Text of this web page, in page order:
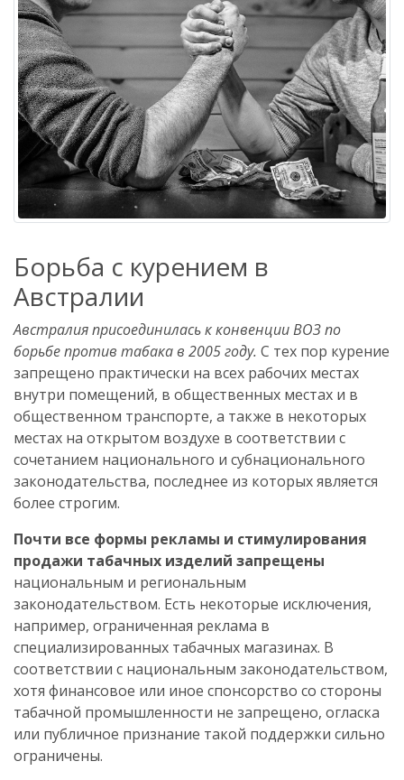
Борьба с курением в
Австралии
Австралия присоединилась к конвенции ВОЗ по
борьбе против табака в 2005 году. С тех пор курение
запрещено практически на всех рабочих местах
внутри помещений, в общественных местах и в
общественном транспорте, а также в некоторых
местах на открытом воздухе в соответствии с
сочетанием национального и субнационального
законодательства, последнее из которых является
более строгим.
Почти все формы рекламы и стимулирования
продажи табачных изделий запрещены
национальным и региональным
законодательством. Есть некоторые исключения,
например, ограниченная реклама в
специализированных табачных магазинах. В
соответствии с национальным законодательством,
хотя финансовое или иное спонсорство со стороны
табачной промышленности не запрещено, огласка
или публичное признание такой поддержки сильно
ограничены.